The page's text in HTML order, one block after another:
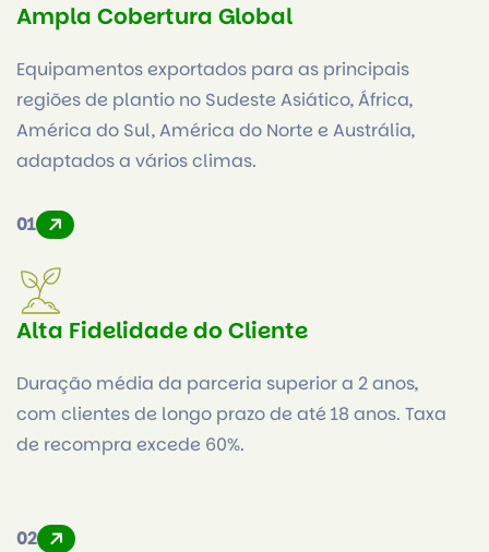
Ampla Cobertura Global
Equipamentos exportados para as principais
regiões de plantio no Sudeste Asiático, África,
América do Sul, América do Norte e Austrália,
adaptados a vários climas.
01
Alta Fidelidade do Cliente
Duração média da parceria superior a 2 anos,
com clientes de longo prazo de até 18 anos. Taxa
de recompra excede 60%.
02